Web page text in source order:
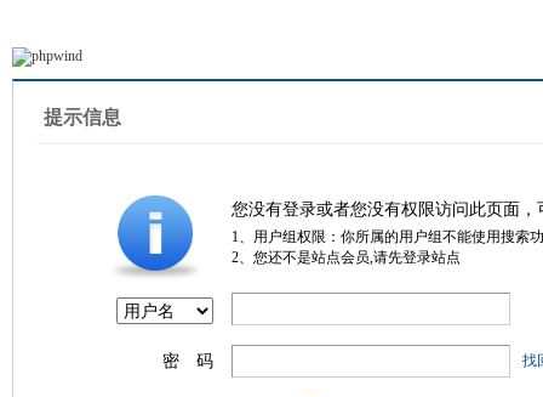
提示信息
您没有登录或者您没有权限访问此页面
1、用户组权限：你所属的用户组不能使用搜索
2、您还不是站点会员,请先登录站点
密 码 找